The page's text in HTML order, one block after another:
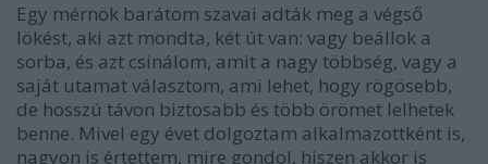
Egy mérnök barátom szavai adták meg a végső
lökést, aki azt mondta, két út van: vagy beállok a
sorba, és azt csinálom, amit a nagy többség, vagy a
saját utamat választom, ami lehet, hogy rögösebb,
de hosszú távon biztosabb és több örömet lelhetek
benne. Mivel egy évet dolgoztam alkalmazottként is,
nagyon is értettem, mire gondol, hiszen akkor is